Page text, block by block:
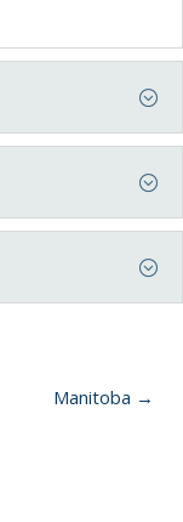
Manitoba →